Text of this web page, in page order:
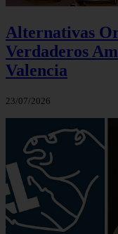
Alternativas
Verdaderos
Valencia
23/07/2026